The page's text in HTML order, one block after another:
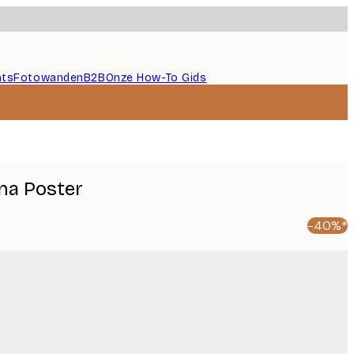
FotowandenB2BOnze How-To Gids
Poster
-40%*